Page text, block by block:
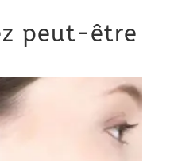
peut-être